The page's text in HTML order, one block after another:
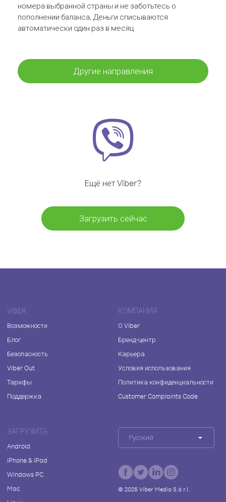
номера выбранной страны и не заботьтесь о
пополнении баланса. Деньги списываются
автоматически один раз в месяц
Другие направления
Ещё нет Viber?
Загрузить сейчас
VIBER
Возможности
Блог
Безопасность
Viber Out
Тарифы
Поддержка
КОМПАНИЯ
О Viber
Бренд-центр
Карьера
Условия использования
Политика конфиденциальности
Customer Complaints Code
ЗАГРУЗИТЬ
Android
iPhone & iPad
Windows PC
Mac
Русский
© 2026Viber Media S.à r.l.